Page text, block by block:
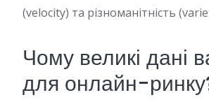
(velocity) та різноманітність
Чому великі дані
для онлайн-